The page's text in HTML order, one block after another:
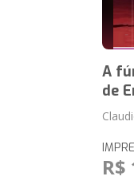
A
de
R$